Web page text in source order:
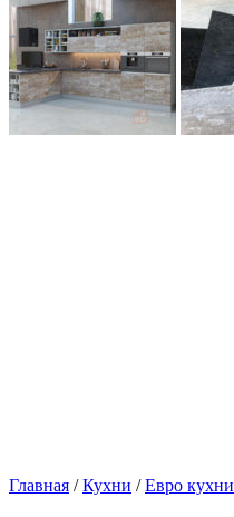
Главная /Кухни /Евро кухни